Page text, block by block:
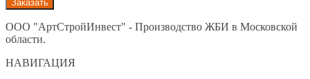
ООО "АртСтройИнвест" - Производство ЖБИ в Московской
области.
НАВИГАЦИЯ